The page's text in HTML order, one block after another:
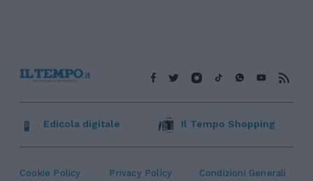
Cookie Policy Privacy Policy Condizioni Generali
Edicola digitale Il Tempo Shopping